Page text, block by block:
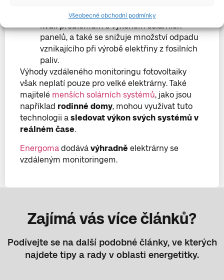
Všeobecné obchodní podmínky
zbytečné výroby elektřiny, které by vzniklo
kvůli problémům s výkonem solárních
panelů, a také se snižuje množství odpadu
vznikajícího při výrobě elektřiny z fosilních
paliv.
Výhody vzdáleného monitoringu fotovoltaiky
však neplatí pouze pro velké elektrárny. Také
majitelé menších solárních systémů, jako jsou
například rodinné domy, mohou využívat tuto
technologii a sledovat výkon svých systémů v
reálném čase.
Energoma dodává výhradně elektrárny se
vzdáleným monitoringem.
Zajímá vás více článků?
Podívejte se na další podobné články, ve kterých
najdete tipy a rady v oblasti energetitky.